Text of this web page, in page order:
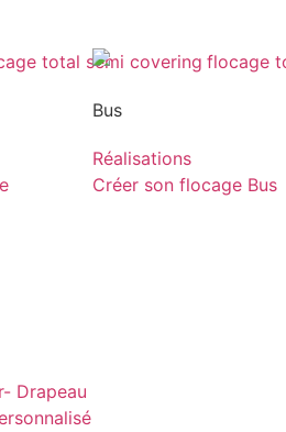
Bus
Réalisations
Créer son flocage Bus
Drapeau